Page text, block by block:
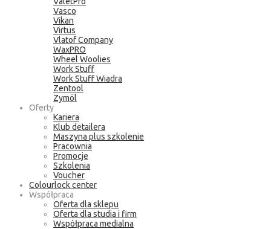
Vasco
Vikan
Virtus
Vlatof Company
WaxPRO
Wheel Woolies
Work Stuff
Work Stuff Wiadra
Zentool
Zymöl
Oferty
Kariera
Klub detailera
Maszyna plus szkolenie
Pracownia
Promocje
Szkolenia
Voucher
Colourlock center
Współpraca
Oferta dla sklepu
Oferta dla studia i firm
Współpraca medialna